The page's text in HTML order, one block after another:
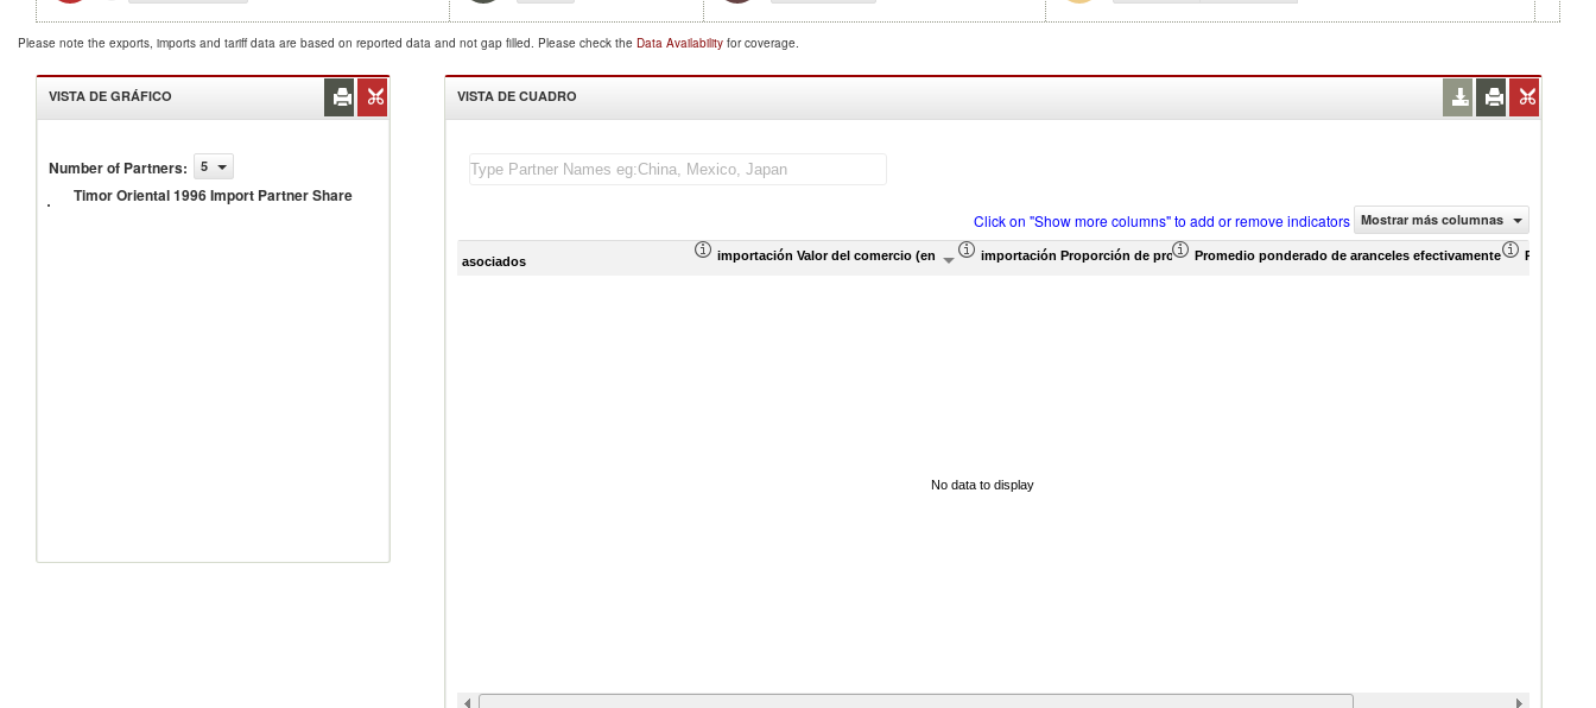
Please note the exports, imports and tariff data are based on reported data and not gap filled. Please check the Data Availability for coverage.
VISTA DE GRÁFICO
Number of Partners: 5
Timor Oriental 1996 Import Partner Share
Timor
Oriental
VISTA DE CUADRO
Click on "Show more columns" to add or remove indicators Mostrar más columnas
asociados importación Valor del comercio (en miles de US$)importación Proporción de productos (%)Promedio ponderado de aranceles efectivamente aplicados (%)
Promedio
No data to display